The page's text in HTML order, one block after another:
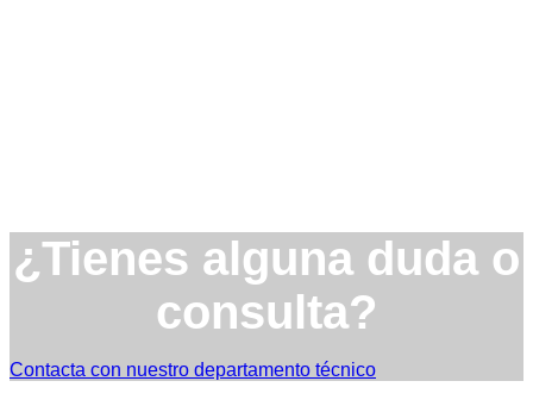
¿Tienes alguna duda o
consulta?
Contacta con nuestro departamento técnico